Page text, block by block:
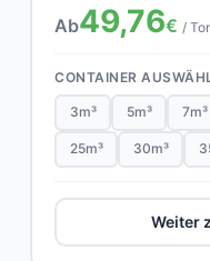
Ab49,76€ /
CONTAINER
3m³ 5m³ 7m³
25m³ 30m³
Weiter